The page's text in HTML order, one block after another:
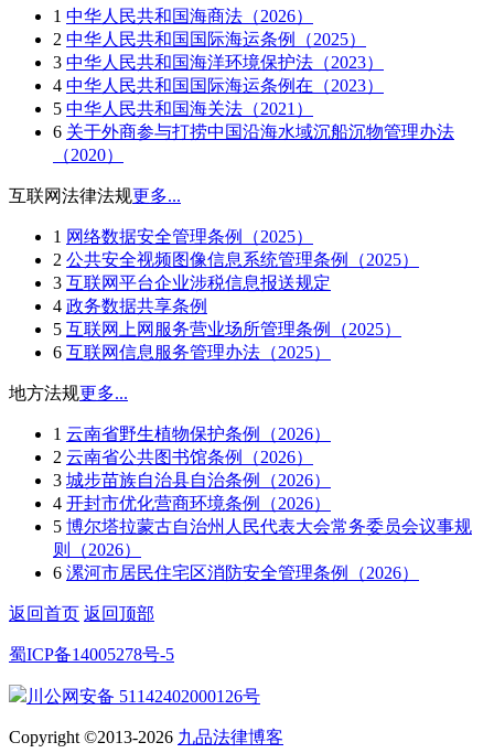
1 中华人民共和国海商法（2026）
2 中华人民共和国国际海运条例（2025）
3 中华人民共和国海洋环境保护法（2023）
4 中华人民共和国国际海运条例在（2023）
5 中华人民共和国海关法（2021）
6 关于外商参与打捞中国沿海水域沉船沉物管理办法
（2020）
互联网法律法规更多...
1 网络数据安全管理条例（2025）
2 公共安全视频图像信息系统管理条例（2025）
3 互联网平台企业涉税信息报送规定
4 政务数据共享条例
5 互联网上网服务营业场所管理条例（2025）
6 互联网信息服务管理办法（2025）
地方法规更多...
1 云南省野生植物保护条例（2026）
2 云南省公共图书馆条例（2026）
3 城步苗族自治县自治条例（2026）
4 开封市优化营商环境条例（2026）
5 博尔塔拉蒙古自治州人民代表大会常务委员会议事规
则（2026）
6 漯河市居民住宅区消防安全管理条例（2026）
返回首页 返回顶部
蜀ICP备14005278号-5
川公网安备 51142402000126号
Copyright ©2013-2026 九品法律博客